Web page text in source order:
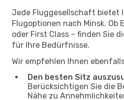
Jede Fluggesellschaft bietet
Flugoptionen nach Minsk. Ob
oder First Class – finden Sie
für Ihre Bedürfnisse.
Wir empfehlen Ihnen
Den besten Sitz
Berücksichtigen Sie die
Nähe zu